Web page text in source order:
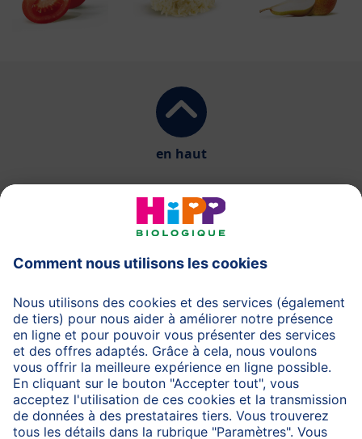
en haut
HiPP Grossesse
Protection des données
Protection d'utilisation
Mentions légales
A propos de HiPP
Contactez-nous